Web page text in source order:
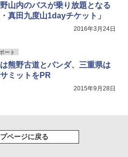
ント トイレテント 透けない【換気
き】収納袋付き UVカット 防水 防災
山内のバスが乗り放題となる
・真田九度山1dayチケット」
2016年3月24日
ート
熊野古道とパンダ、三重県は
ミットをPR
2015年9月28日
プページに戻る